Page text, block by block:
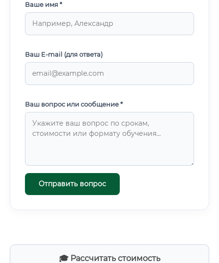
🎓 Рассчитать стоимость
Ваше имя *
Ваш E-mail (для ответа)
Ваш вопрос или сообщение *
Отправить вопрос